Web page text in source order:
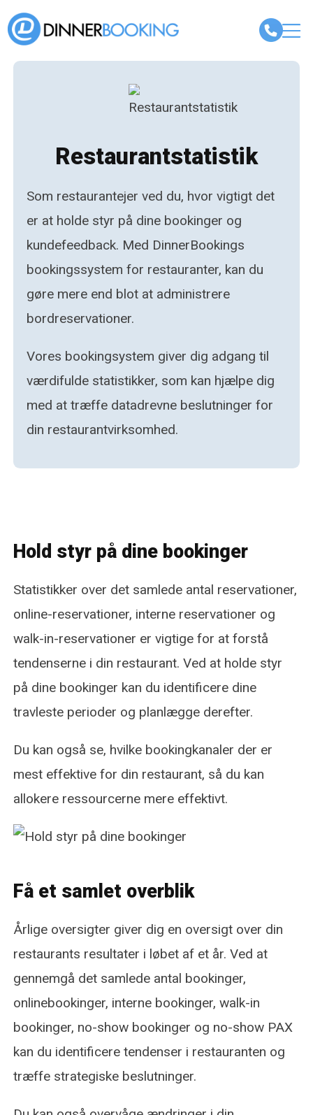
Restaurantstatistik
Som restaurantejer ved du, hvor vigtigt det
er at holde styr på dine bookinger og
kundefeedback. Med DinnerBookings
bookingssystem for restauranter, kan du
gøre mere end blot at administrere
bordreservationer.
Vores bookingsystem giver dig adgang til
værdifulde statistikker, som kan hjælpe dig
med at træffe datadrevne beslutninger for
din restaurantvirksomhed.
Hold styr på dine bookinger
Statistikker over det samlede antal reservationer,
online-reservationer, interne reservationer og
walk-in-reservationer er vigtige for at forstå
tendenserne i din restaurant. Ved at holde styr
på dine bookinger kan du identificere dine
travleste perioder og planlægge derefter.
Du kan også se, hvilke bookingkanaler der er
mest effektive for din restaurant, så du kan
allokere ressourcerne mere effektivt.
Få et samlet overblik
Årlige oversigter giver dig en oversigt over din
restaurants resultater i løbet af et år. Ved at
gennemgå det samlede antal bookinger,
onlinebookinger, interne bookinger, walk-in
bookinger, no-show bookinger og no-show PAX
kan du identificere tendenser i restauranten og
træffe strategiske beslutninger.